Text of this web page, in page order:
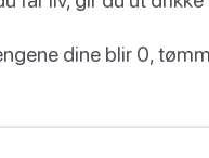
dine blir 0,